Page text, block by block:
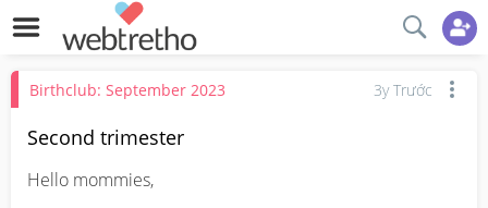
Birthclub: September 2023 3y Trước
Second trimester
Hello mommies,